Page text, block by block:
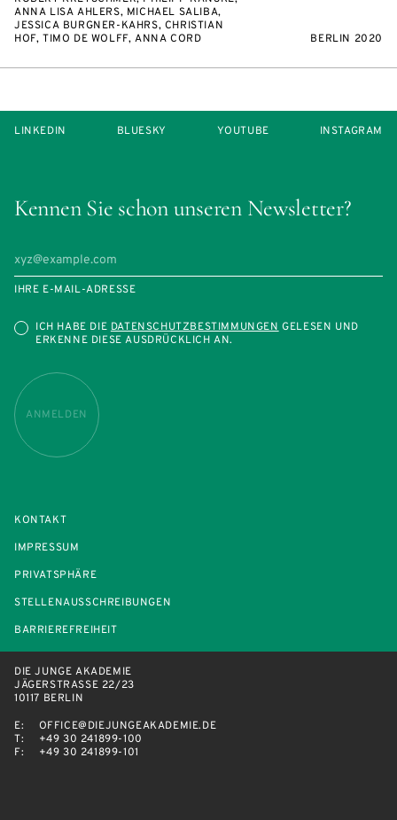
ANNA LISA AHLERS, MICHAEL SALIBA,
JESSICA BURGNER-KAHRS, CHRISTIAN
HOF, TIMO DE WOLFF, ANNA CORD
BERLIN 2020
Kennen Sie schon unseren Newsletter?
IHRE E-MAIL-ADRESSE
ICH HABE DIEDATENSCHUTZBESTIMMUNGENGELESEN UND
ERKENNE DIESE AUSDRÜCKLICH AN.
ANMELDEN
LINKEDIN BLUESKY YOUTUBE INSTAGRAM
KONTAKT
IMPRESSUM
PRIVATSPHÄRE
STELLENAUSSCHREIBUNGEN
BARRIEREFREIHEIT
DIE JUNGE AKADEMIE
JÄGERSTRASSE 22/23
10117 BERLIN
E:
OFFICE@DIEJUNGEAKADEMIE.DE
T:
+49 30 241899-100
F:
+49 30 241899-101